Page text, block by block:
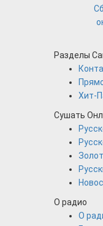
Разделы
Хит-
Сушать
О радио
О